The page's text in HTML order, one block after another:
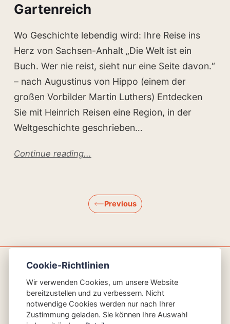
Gartenreich
Wo Geschichte lebendig wird: Ihre Reise ins
Herz von Sachsen-Anhalt „Die Welt ist ein
Buch. Wer nie reist, sieht nur eine Seite davon.“
– nach Augustinus von Hippo (einem der
großen Vorbilder Martin Luthers) Entdecken
Sie mit Heinrich Reisen eine Region, in der
Weltgeschichte geschrieben…
Continue reading...
Previous
AGBs Impressum Datenschutz Glossar
Der Inhalt dieser Seiten wurde KI-generiert
© 2026 Heinrich GmbH Omnibusunternehmen und
Cookie-Richtlinien
Wir verwenden Cookies, um unsere Website
bereitzustellen und zu verbessern. Nicht
notwendige Cookies werden nur nach Ihrer
Zustimmung geladen. Sie können Ihre Auswahl